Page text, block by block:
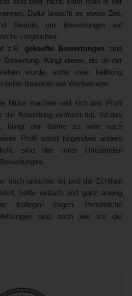
Dafür braucht es etwas Zeit,
Geduld, um Bewertungen auf
zu vergleichen.
z.B. gekaufte Bewertungen sind
Bewertung. Klingt dieser, als ob der
wurde, sollte man hellhörig
echte Bewerter wie Werbetexter.
Mühe machen und sich das Profil
die Bewertung verfasst hat. Ist das
klingt der Name zu sehr nach
Profil sonst nirgendwo anders
sind das unter Umständen
noch unsicher ist und die Echtheit
sollte einfach und ganz analog
Kollegen fragen. Persönliche
sind nach wie vor die